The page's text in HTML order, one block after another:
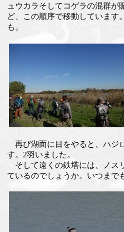
ュウカラそしてコゲラの混群
ど、この順序で移動しています
も。
再び湖面に目をやると、ハジ
す。2羽いました。
そして遠くの鉄塔には、ノス
ているのでしょうか。いつまで